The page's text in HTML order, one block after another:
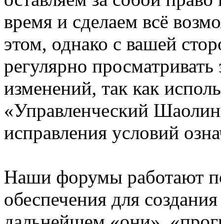
время и сделаем всё
этом, однако с вашей
регулярно просматривать
изменений, так как
«Управленческий
исправления условий
Наши форумы работают
обеспечения для